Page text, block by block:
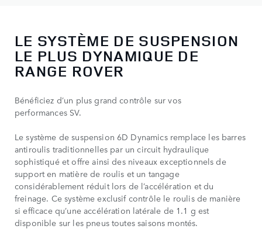
LE SYSTÈME DE SUSPENSION
LE PLUS DYNAMIQUE DE
RANGE ROVER
Bénéficiez d’un plus grand contrôle sur vos
performances SV.
Le système de suspension 6D Dynamics remplace les barres
antiroulis traditionnelles par un circuit hydraulique
sophistiqué et offre ainsi des niveaux exceptionnels de
support en matière de roulis et un tangage
considérablement réduit lors de l’accélération et du
freinage. Ce système exclusif contrôle le roulis de manière
si efficace qu’une accélération latérale de 1.1 g est
disponible sur les pneus toutes saisons montés.